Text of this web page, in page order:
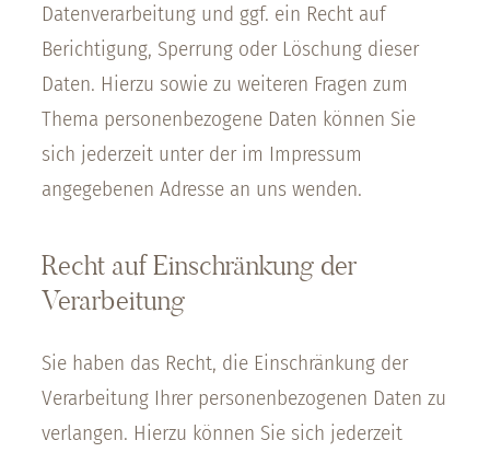
Datenverarbeitung und ggf. ein Recht auf
Berichtigung, Sperrung oder Löschung dieser
Daten. Hierzu sowie zu weiteren Fragen zum
Thema personenbezogene Daten können Sie
sich jederzeit unter der im Impressum
angegebenen Adresse an uns wenden.
Recht auf Einschränkung der
Verarbeitung
Sie haben das Recht, die Einschränkung der
Verarbeitung Ihrer personenbezogenen Daten zu
verlangen. Hierzu können Sie sich jederzeit